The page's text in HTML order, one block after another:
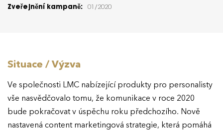
Zveřejnění kampaně: 01/2020
Situace / Výzva
Ve společnosti LMC nabízející produkty pro personalisty
vše nasvědčovalo tomu, že komunikace v roce 2020
bude pokračovat v úspěchu roku předchozího. Nově
nastavená content marketingová strategie, která pomáhá